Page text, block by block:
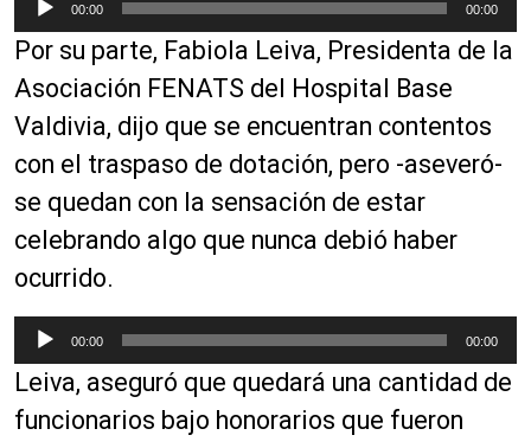
e
p
r
o
d
u
c
o
r
d
a
u
d
00:00 00:00
Por su parte, Fabiola Leiva, Presidenta de la
Asociación FENATS del Hospital Base
Valdivia, dijo que se encuentran contentos
con el traspaso de dotación, pero -aseveró-
se quedan con la sensación de estar
celebrando algo que nunca debió haber
ocurrido.
e
p
r
00:00 00:00
Leiva, aseguró que quedará una cantidad de
funcionarios bajo honorarios que fueron